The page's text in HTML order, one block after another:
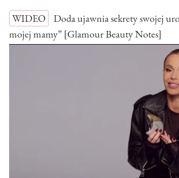
WIDEO
Doda ujawnia sekrety swojej
mojej mamy” [Glamour Beauty Notes]